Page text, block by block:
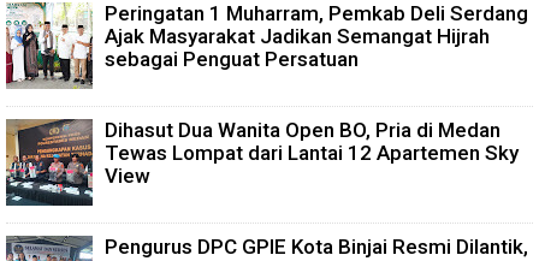
Peringatan 1 Muharram, Pemkab Deli Serdang
Ajak Masyarakat Jadikan Semangat Hijrah
sebagai Penguat Persatuan
Dihasut Dua Wanita Open BO, Pria di Medan
Tewas Lompat dari Lantai 12 Apartemen Sky
View
Pengurus DPC GPIE Kota Binjai Resmi Dilantik,